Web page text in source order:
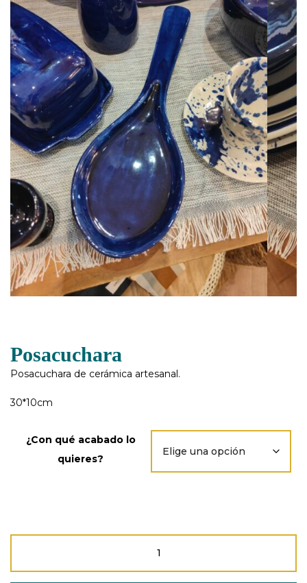
Posacuchara
Posacuchara de cerámica artesanal.
30*10cm
¿Con qué acabado lo
quieres?
Posacuchara